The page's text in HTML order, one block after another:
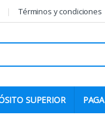
Términos y condiciones
SUPERIOR